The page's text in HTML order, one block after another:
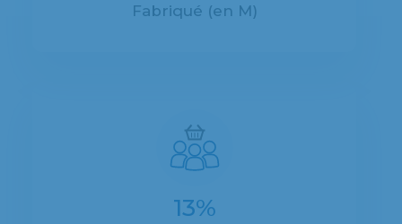
Fabriqué (en M)
13%